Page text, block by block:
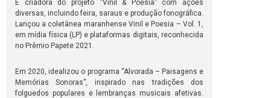
É criadora do projeto “Vinil & Poesia” com ações
diversas, incluindo feira, saraus e produção fonográfica.
Lançou a coletânea maranhense Vinil e Poesia – Vol. 1,
em mídia física (LP) e plataformas digitais, reconhecida
no Prêmio Papete 2021.
Em 2020, idealizou o programa “Alvorada – Paisagens e
Memórias Sonoras”, inspirado nas tradições dos
folguedos populares e lembranças musicais afetivas.